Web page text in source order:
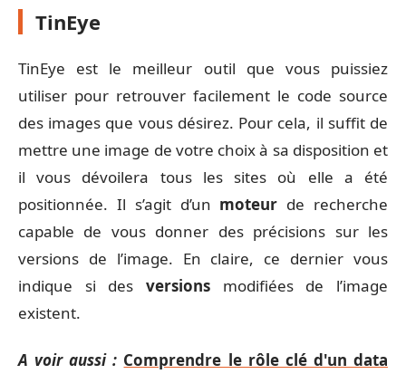
TinEye
TinEye est le meilleur outil que vous puissiez
utiliser pour retrouver facilement le code source
des images que vous désirez. Pour cela, il suffit de
mettre une image de votre choix à sa disposition et
il vous dévoilera tous les sites où elle a été
positionnée. Il s’agit d’un moteur de recherche
capable de vous donner des précisions sur les
versions de l’image. En claire, ce dernier vous
indique si des versions modifiées de l’image
existent.
A voir aussi : Comprendre le rôle clé d'un data